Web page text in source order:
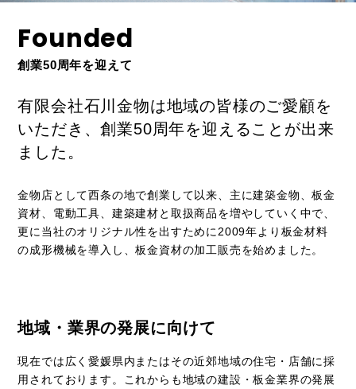
Founded
創業50周年を迎えて
有限会社石川金物は地域の皆様のご愛顧を
いただき、創業50周年を迎えることが出来
ました。
金物店として西条の地で創業して以来、主に建築金物、板金
資材、電動工具、建築建材と取扱商品を増やしていく中で、
更に当社のオリジナル性を出すために2009年より板金材料
の成形機械を導入し、板金資材の加工販売を始めました。
地域・業界の発展に向けて
現在では広く愛媛県内またはその近郊地域の住宅・店舗に採
用されております。これからも地域の建設・板金業界の発展